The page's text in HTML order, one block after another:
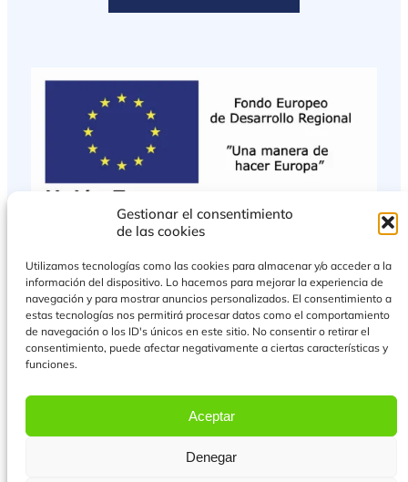
Gestionar el consentimiento
de las cookies
Utilizamos tecnologías como las cookies para almacenar y/o acceder a la
información del dispositivo. Lo hacemos para mejorar la experiencia de
navegación y para mostrar anuncios personalizados. El consentimiento a
estas tecnologías nos permitirá procesar datos como el comportamiento
de navegación o los ID's únicos en este sitio. No consentir o retirar el
consentimiento, puede afectar negativamente a ciertas características y
funciones.
Aceptar
Denegar
PROYECTO COFINANCIADO POR EL FONDO EUROPEO DE DESARROLLO
Más Información
© 2026 Todos los derechos reservados.